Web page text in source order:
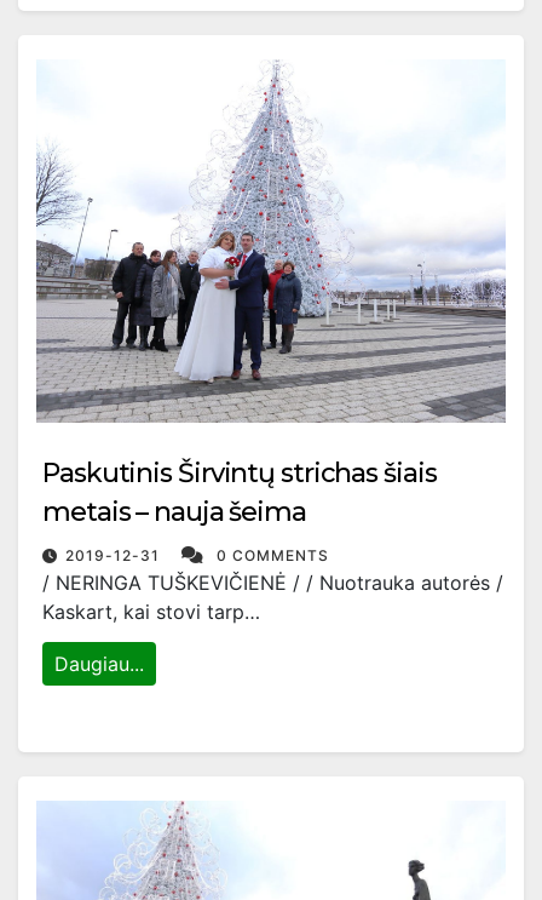
Paskutinis Širvintų strichas šiais
metais – nauja šeima
2019-12-31 0 COMMENTS
/ NERINGA TUŠKEVIČIENĖ / / Nuotrauka autorės /
Kaskart, kai stovi tarp…
Daugiau...